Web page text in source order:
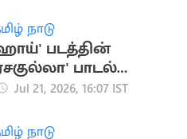
நாடு
படத்தின்
பாடல்
வெளியீடு
Jul 21, 2026, 16:07 IST
நாடு